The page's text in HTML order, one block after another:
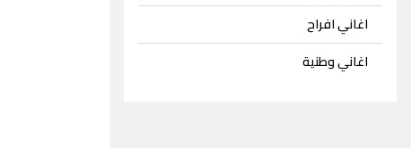
اغاني افراح
اغاني وطنية